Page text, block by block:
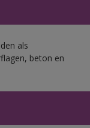
als
beton en